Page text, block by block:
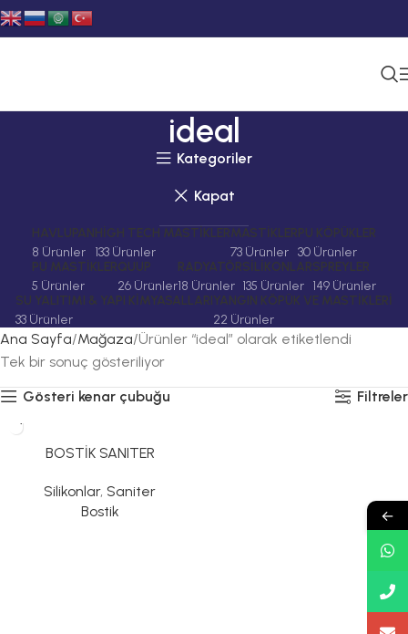
ideal
Kategoriler
Kapat
HAVLUPAN
8 Ürünler
HIGH TECH MASTIKLER
133 Ürünler
MASTIKLER
73 Ürünler
PU KÖPÜKLER
30 Ürünler
PU MASTIKLER
5 Ürünler
QUUP
26 Ürünler
RADYATÖR
18 Ürünler
SILIKONLAR
135 Ürünler
SPREYLER
149 Ürünler
SU YALITIMI & YAPI KIMYASALLARI
33 Ürünler
YANGIN KÖPÜK VE MASTIKLERI
22 Ürünler
Ana Sayfa Mağaza Ürünler “ideal” olarak etiketlendi
Tek bir sonuç gösteriliyor
Gösteri kenar çubuğu
Filtreler
BOSTİK SANITER
Silikonlar, Saniter
Bostik
←